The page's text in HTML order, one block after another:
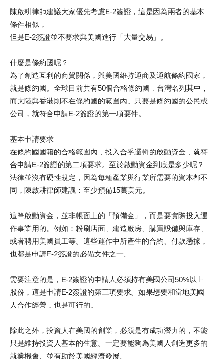
陳啟耕律師建議大家優先考慮E-2簽證，這是因為兩者的基本
條件相似，
但是E-2簽證並不要求與美國進行「大量交易」。
什麼是條約國呢？
為了創造互利的商貿關係，與美國維持通商及通航條約國家，
就是條約國。全球目前共有50個合格條約國，台灣名列其中，
而大陸與香港則不在條約國的範圍內。只要是條約國的公民或
公司，就符合申請E-2簽證的第一項要件。
基本申請要求
在條約國國籍的合格範圍內，投入合乎邏輯的啟動資金，就符
合申請E-2簽證的第二項要求。至於啟動資金到底是多少呢？
法律並沒有硬性規定，因為每種產業與行業所需要的資本都不
同，陳啟耕律師建議：至少預備15萬美元。
這筆啟動資金，並非帳面上的「預備金」，而是要實際投入運
作事業用的。例如：粉刷店面、建造廠房、購買設備與庫存、
或者聘用美國員工等。這些運作中所產生的合約、付款憑據，
也都是申請E-2簽證的必備文件之一。
需要注意的是，E-2簽證的申請人必須持有美國公司50%以上
股份，這是申請E-2簽證的第三項要求。如果想要和當地美國
人合作經營，也是可行的。
除此之外，投資人在美國的創業，必須是有成功潛力的，不能
只是維持投資人基本的生意。一定要能夠為美國人創造更多的
就業機會、並有助於美國經濟發展。